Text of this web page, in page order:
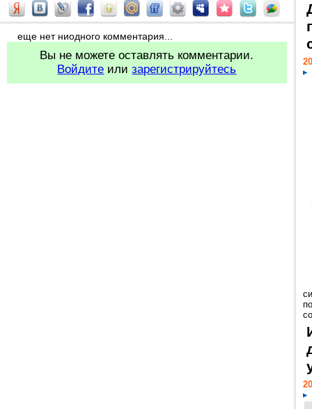
еще нет ниодного комментария...
Вы не можете оставлять комментарии.
Войдите илизарегистрируйтесь